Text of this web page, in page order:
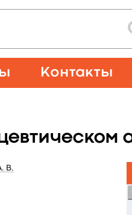
Контакты
В.